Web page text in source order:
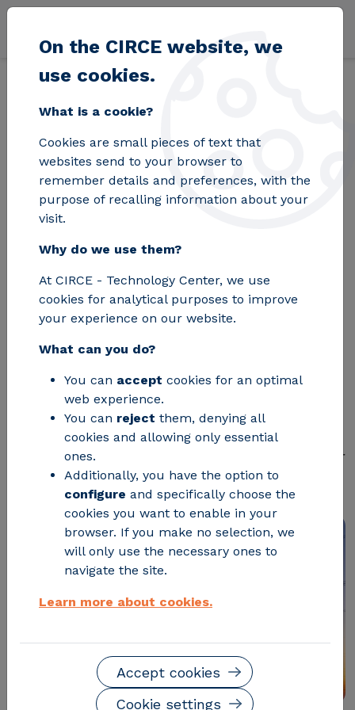
Skip to main content
Home Blog CIRCE integra la planificación eléctrica
CIRCE integra la
planificación
eléctrica 2025–2030
para proyectar la red
del futuro
Del plan a la decisión: el centro
tecnológico está trabajando para
ofrecer soluciones que ayuden a
planificar con ventaja, anticipar
riesgos, optimizar inversiones y mejorar
la gestión del sistema eléctrico.
On the CIRCE website, we
use cookies.
What is a cookie?
Cookies are small pieces of text that
websites send to your browser to
remember details and preferences, with the
purpose of recalling information about your
visit.
Why do we use them?
At CIRCE - Technology Center, we use
cookies for analytical purposes to improve
your experience on our website.
What can you do?
You can accept cookies for an optimal
web experience.
You can reject them, denying all
cookies and allowing only essential
ones.
Additionally, you have the option to
configure and specifically choose the
cookies you want to enable in your
browser. If you make no selection, we
will only use the necessary ones to
navigate the site.
Learn more about cookies.
Cookie settings
Accept cookies